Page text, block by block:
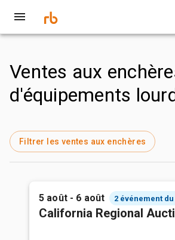
Ventes aux
d'équipements
Filtrer les ventes aux enchères
5 août - 6 août 2 événement
California Regional